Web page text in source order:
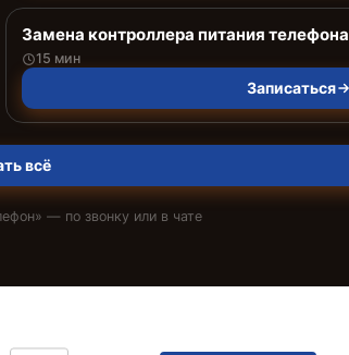
Замена контроллера питания телефона
15 мин
Записаться
всё
» — по звонку или в чате